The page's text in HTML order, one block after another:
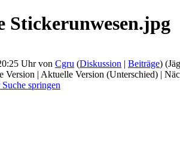
Stickerunwesen.jpg
Uhr von Cgru (Diskussion | Beiträge)
Version | Aktuelle Version (Unterschied) |
springen